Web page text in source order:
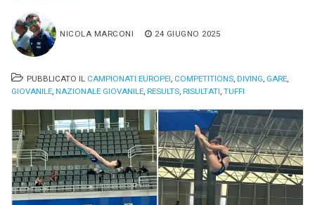
NICOLA MARCONI 24 GIUGNO 2025
PUBBLICATO IL CAMPIONATI EUROPEI, COMPETITIONS, DIVING, GARE,
GIOVANILE, NAZIONALE GIOVANILE, RESULTS, RISULTATI, TUFFI